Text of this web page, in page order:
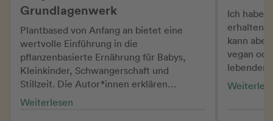
Grundlagenwerk
Plantbased von Anfang an bietet eine
wertvolle Einführung in die
pflanzenbasierte Ernährung für Babys,
Kleinkinder, Schwangerschaft und
Stillzeit. Die Autor*innen erklären
nachvollziehbar und wissenschaftlich
Weiterlesen
Ich habe
erhalten
kann
vegan
lebenden
bestellen